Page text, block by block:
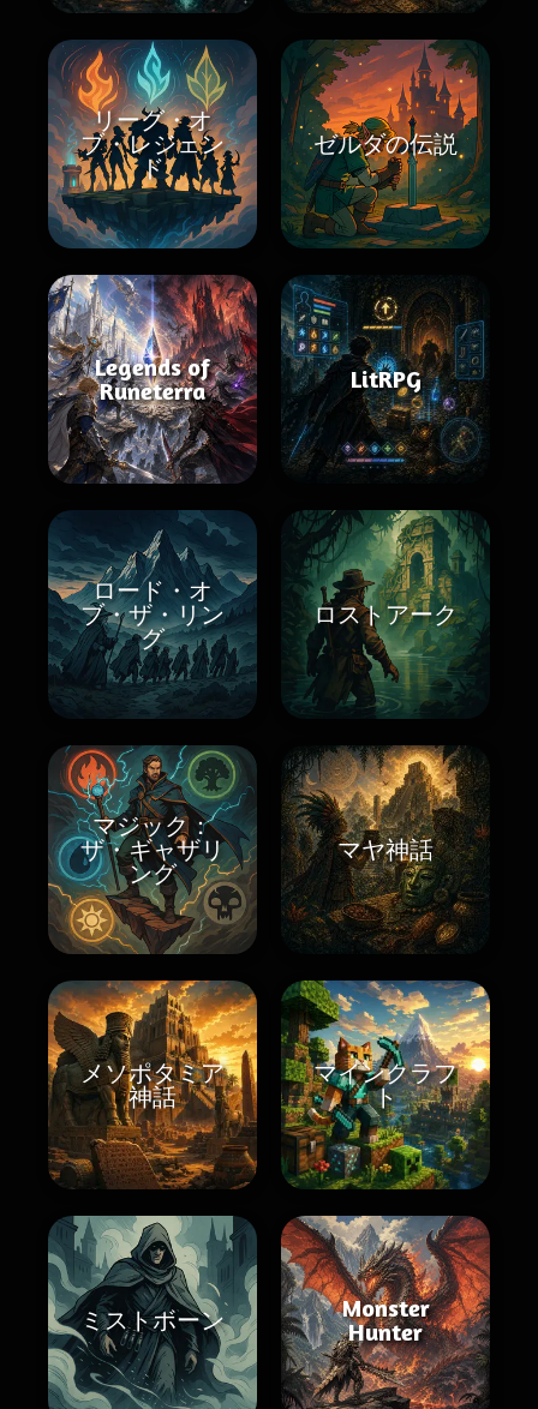
リーグ・オ
ブ・レジェン
ド
ゼルダの伝説
Legends of
Runeterra
LitRPG
ロード・オ
ブ・ザ・リン
グ
ロストアーク
マジック：
ザ・ギャザリ
ング
マヤ神話
メソポタミア
神話
マインクラフ
ト
ミストボーン
Monster
Hunter